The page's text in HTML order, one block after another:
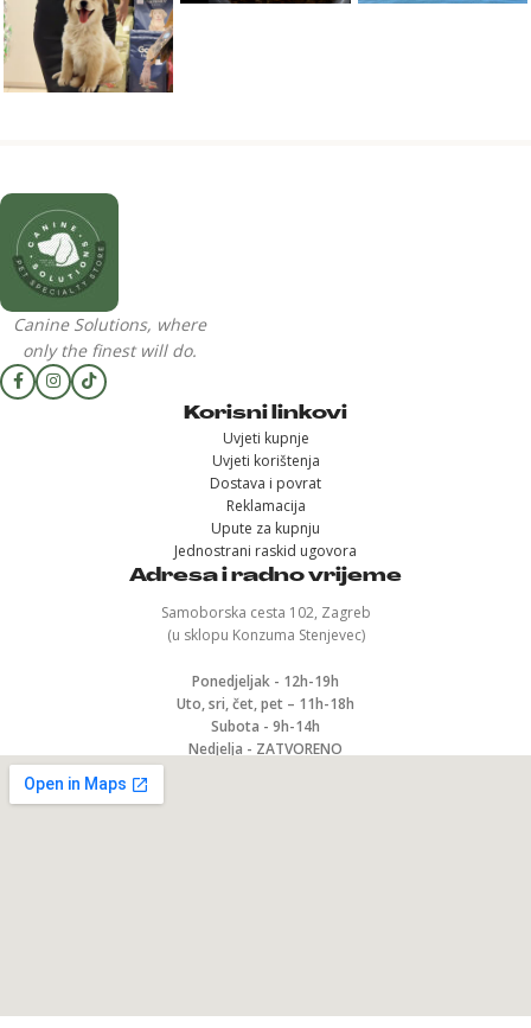
Canine Solutions, where
only the finest will do.
Korisni linkovi
Uvjeti kupnje
Uvjeti korištenja
Dostava i povrat
Reklamacija
Upute za kupnju
Jednostrani raskid ugovora
Adresa i radno vrijeme
Samoborska cesta 102, Zagreb
(u sklopu Konzuma Stenjevec)
Ponedjeljak - 12h-19h
Uto, sri, čet, pet – 11h-18h
Subota - 9h-14h
Nedjelja - ZATVORENO